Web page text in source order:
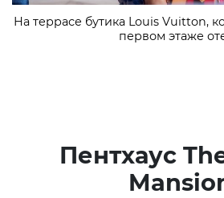
На террасе бутика Louis Vuitton,
первом этаже
Пентхаус